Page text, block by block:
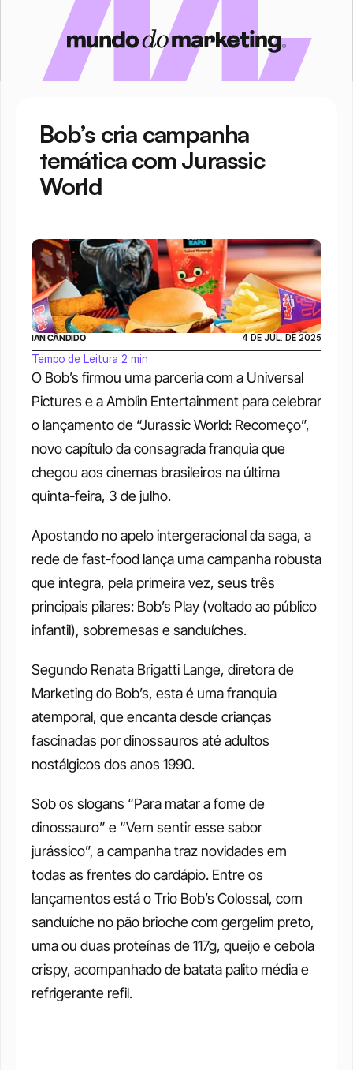
Bob’s cria campanha
temática com Jurassic
World
O Bob’s firmou uma parceria com a Universal
Pictures e a Amblin Entertainment para celebrar
o lançamento de “Jurassic World: Recomeço”,
novo capítulo da consagrada franquia que
chegou aos cinemas brasileiros na última
quinta-feira, 3 de julho.
Apostando no apelo intergeracional da saga, a
rede de fast-food lança uma campanha robusta
que integra, pela primeira vez, seus três
principais pilares: Bob’s Play (voltado ao público
infantil), sobremesas e sanduíches.
Segundo Renata Brigatti Lange, diretora de
Marketing do Bob’s, esta é uma franquia
atemporal, que encanta desde crianças
fascinadas por dinossauros até adultos
nostálgicos dos anos 1990.
Sob os slogans “Para matar a fome de
dinossauro” e “Vem sentir esse sabor
jurássico”, a campanha traz novidades em
todas as frentes do cardápio. Entre os
lançamentos está o Trio Bob’s Colossal, com
sanduíche no pão brioche com gergelim preto,
uma ou duas proteínas de 117g, queijo e cebola
crispy, acompanhado de batata palito média e
refrigerante refil.
IAN CÂNDIDO 4 DE JUL. DE 2025
Tempo de Leitura 2 min